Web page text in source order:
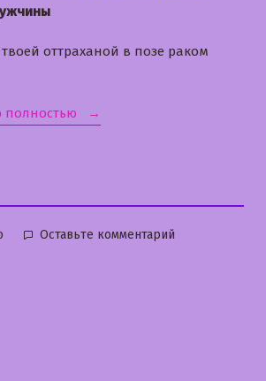
оттраханой в позе раком
полностью «Алла»
Оставьте комментарий